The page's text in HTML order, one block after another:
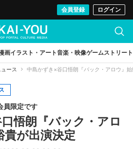
会員登録 ログイン
画イラスト・アート音楽・映像ゲームストリート
ュース 中島かずき×谷口悟朗『バック・アロウ』
員限定です
悟朗『バック・アロ
が出演決定